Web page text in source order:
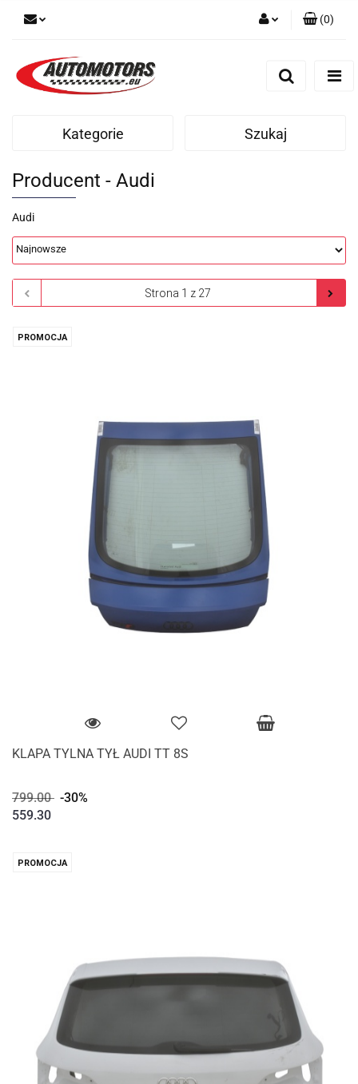
(0)
Kategorie Szukaj
Producent - Audi
Audi
PROMOCJA
KLAPA TYLNA TYŁ AUDI TT 8S
799.00 -30%
559.30
PROMOCJA